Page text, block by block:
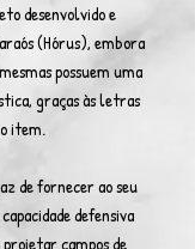
desenvolvido e
(Hórus), embora
possuem uma
graças às letras
item.
de fornecer ao seu
defensiva
campos de